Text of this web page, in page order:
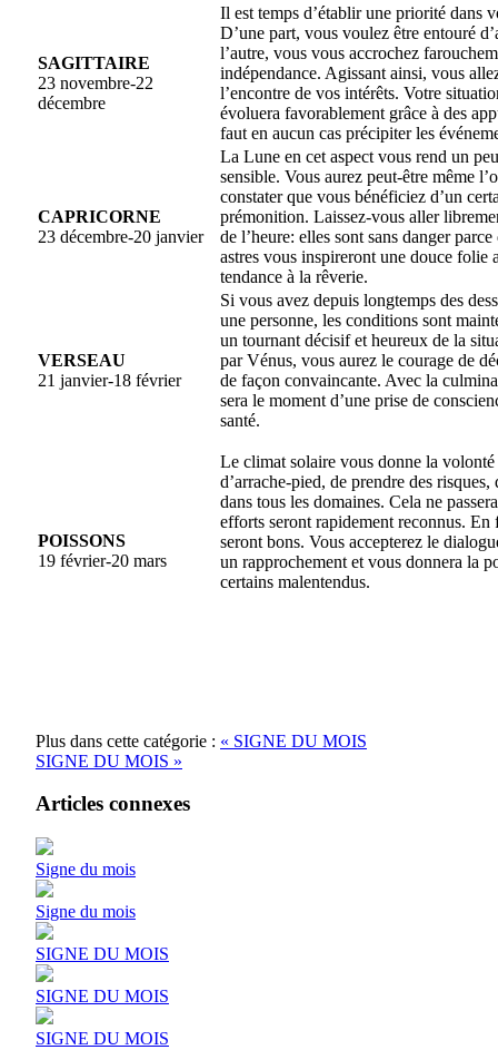
SAGITTAIRE
23 novembre-22
décembre
Il est temps d’établir une priorité dans
D’une part, vous voulez être entouré
l’autre, vous vous accrochez
indépendance. Agissant ainsi, vous
l’encontre de vos intérêts. Votre
évoluera favorablement grâce à des
faut en aucun cas précipiter les
CAPRICORNE
23 décembre-20 janvier
La Lune en cet aspect vous rend un
sensible. Vous aurez peut-être même
constater que vous bénéficiez d’un
prémonition. Laissez-vous aller
de l’heure: elles sont sans danger
astres vous inspireront une douce folie
tendance à la rêverie.
VERSEAU
21 janvier-18 février
Si vous avez depuis longtemps des
une personne, les conditions sont
un tournant décisif et heureux de la
par Vénus, vous aurez le courage de
de façon convaincante. Avec la
sera le moment d’une prise de
santé.
POISSONS
19 février-20 mars
Le climat solaire vous donne la
d’arrache-pied, de prendre des
dans tous les domaines. Cela ne
efforts seront rapidement reconnus. En
seront bons. Vous accepterez le
un rapprochement et vous donnera la
certains malentendus.
Plus dans cette catégorie : « SIGNE DU MOIS
SIGNE DU MOIS »
Articles connexes
Signe du mois
Signe du mois
SIGNE DU MOIS
SIGNE DU MOIS
SIGNE DU MOIS